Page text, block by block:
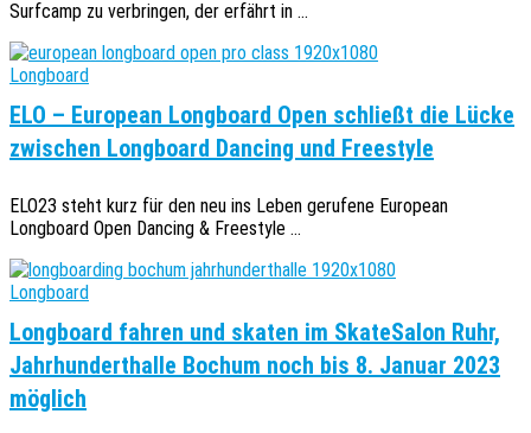
Surfcamp zu verbringen, der erfährt in ...
Longboard
ELO – European Longboard Open schließt die Lücke
zwischen Longboard Dancing und Freestyle
ELO23 steht kurz für den neu ins Leben gerufene European
Longboard Open Dancing & Freestyle ...
Longboard
Longboard fahren und skaten im SkateSalon Ruhr,
Jahrhunderthalle Bochum noch bis 8. Januar 2023
möglich